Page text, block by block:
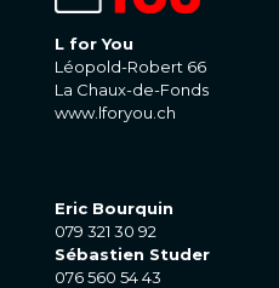
L for You
Léopold-Robert 66
La Chaux-de-Fonds
www.lforyou.ch
Eric Bourquin
079 321 30 92
Sébastien Studer
076 560 54 43